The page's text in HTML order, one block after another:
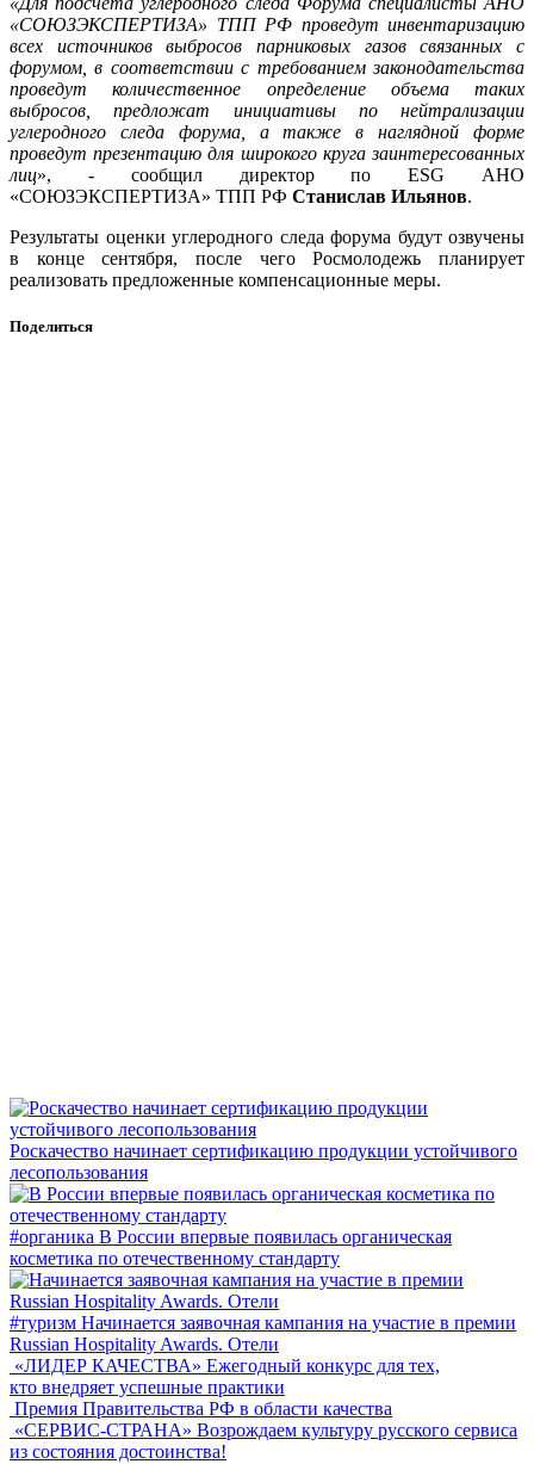
«СОЮЗЭКСПЕРТИЗА» ТПП РФ проведут инвентаризацию
всех источников выбросов парниковых газов связанных с
форумом, в соответствии с требованием законодательства
проведут количественное определение объема таких
выбросов, предложат инициативы по нейтрализации
углеродного следа форума, а также в наглядной форме
проведут презентацию для широкого круга заинтересованных
лиц», - сообщил директор по ESG АНО
«СОЮЗЭКСПЕРТИЗА» ТПП РФ Станислав Ильянов.
Результаты оценки углеродного следа форума будут озвучены
в конце сентября, после чего Росмолодежь планирует
реализовать предложенные компенсационные меры.
Поделиться
Роскачество начинает сертификацию продукции устойчивого
лесопользования
#органика В России впервые появилась органическая
косметика по отечественному стандарту
#туризм Начинается заявочная кампания на участие в премии
Russian Hospitality Awards. Отели
«ЛИДЕР КАЧЕСТВА» Ежегодный конкурс для тех,
кто внедряет успешные практики
Премия Правительства РФ в области качества
«СЕРВИС-СТРАНА» Возрождаем культуру русского сервиса
из состояния достоинства!